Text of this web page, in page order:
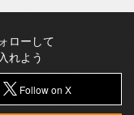
ローして
れよう
Follow on X